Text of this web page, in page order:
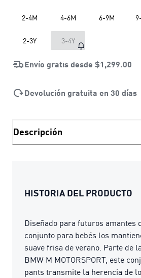
2-4M 4-6M 6-9M
2-3Y 3-4Y
Envío gratis desde $1,299.00
Devolución gratuita en 30 días
Descripción
HISTORIA DEL PRODUCTO
Diseñado para futuros amantes
conjunto para bebés los
suave frisa de verano. Parte de
BMW M MOTORSPORT, este
pants transmite la herencia de